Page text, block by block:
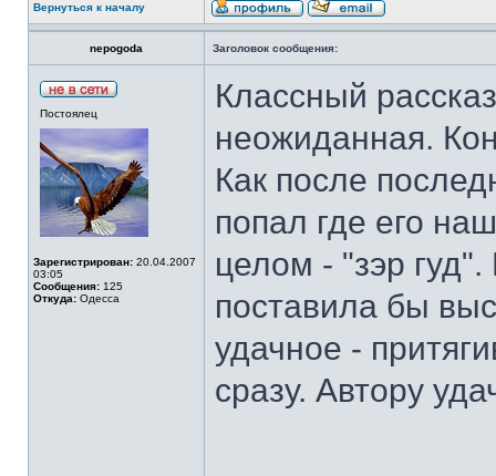
Вернуться к началу
nepogoda Заголовок сообщения:
Постоялец
Зарегистрирован: 20.04.2007
03:05
Сообщения: 125
Откуда: Одесса
Классный
неожиданная.
Как после
попал где его
целом - "зэр
поставила бы
удачное -
сразу. Автору